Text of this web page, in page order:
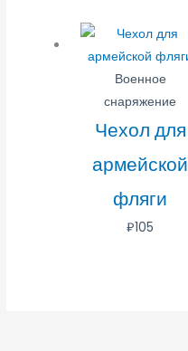
Военное
снаряжение
Чехол для
армейской
фляги
₽105